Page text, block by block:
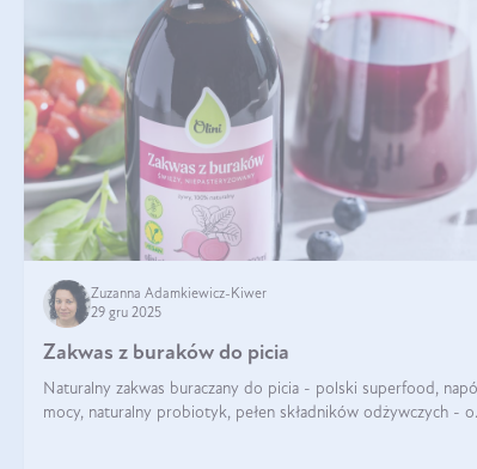
Zuzanna Adamkiewicz-Kiwer
29 gru 2025
Zakwas z buraków do picia
Naturalny zakwas buraczany do picia - polski superfood,
mocy, naturalny probiotyk, pełen składników odżywczych - o